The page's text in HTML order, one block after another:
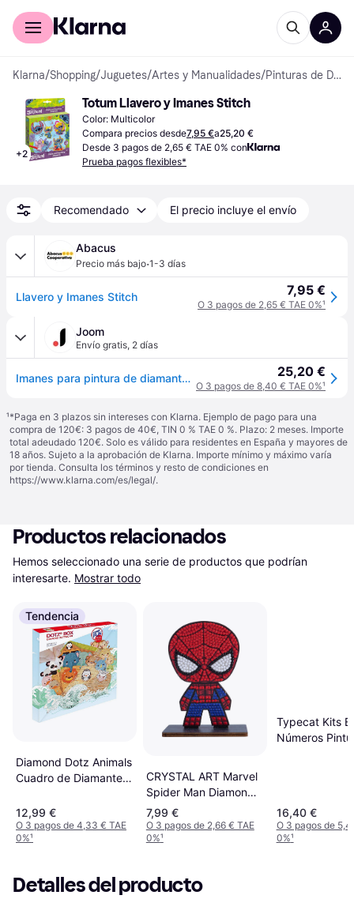
Comprar con Klarna
Klarna/Shopping/Juguetes/Artes y Manualidades/ Pinturas de Diamantes
+2
Totum Llavero y Imanes Stitch
Color: Multicolor
Compara precios desde7,95 €a25,20 €
Desde 3 pagos de 2,65 € TAE 0% con
Prueba pagos flexibles*
Recomendado El precio incluye el envío
Abacus
Precio más bajo·1-3 días
Llavero y Imanes Stitch 7,95 €
O 3 pagos de 2,65 € TAE 0%¹
Joom
Envío gratis, 2 días
Imanes para pintura de diamantes Totum Stitch 25,20 €
O 3 pagos de 8,40 € TAE 0%¹
¹*Paga en 3 plazos sin intereses con Klarna. Ejemplo de pago para una
compra de 120€: 3 pagos de 40€, TIN 0 % TAE 0 %. Plazo: 2 meses. Importe
total adeudado 120€. Solo es válido para residentes en España y mayores de
18 años. Sujeto a la aprobación de Klarna. Importe mínimo y máximo varía
por tienda. Consulta los términos y resto de condiciones en
https://www.klarna.com/es/legal/.
Productos relacionados
Hemos seleccionado una serie de productos que podrían
interesarte. Mostrar todo
Tendencia
Diamond Dotz Animals
Cuadro de Diamantes
12,99 €
O 3 pagos de 4,33 € TAE
0%¹
CRYSTAL ART Marvel
Spider Man Diamond
Figure Kit
7,99 €
O 3 pagos de 2,66 € TAE
0%¹
Typecat Kits
Números
16,40 €
O 3 pagos de
0%¹
Detalles del producto